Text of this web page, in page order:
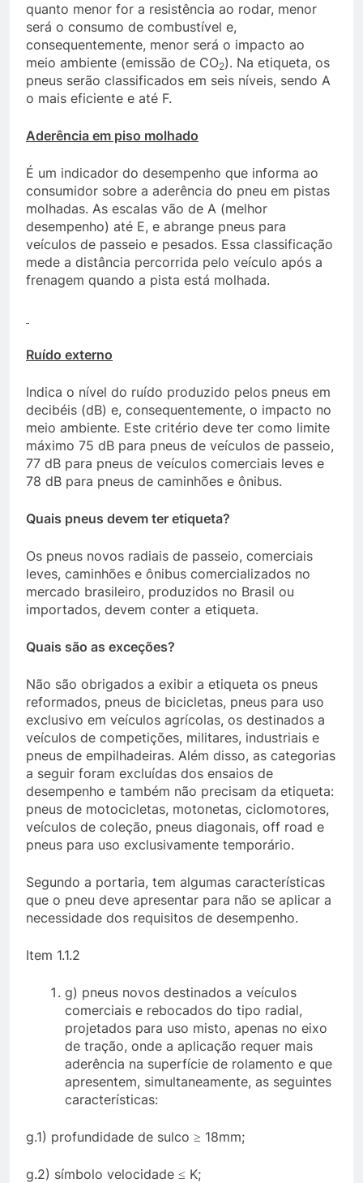
quanto menor for a resistência ao rodar, menor
será o consumo de combustível e,
consequentemente, menor será o impacto ao
meio ambiente (emissão de CO2). Na etiqueta, os
pneus serão classificados em seis níveis, sendo A
o mais eficiente e até F.
Aderência em piso molhado
É um indicador do desempenho que informa ao
consumidor sobre a aderência do pneu em pistas
molhadas. As escalas vão de A (melhor
desempenho) até E, e abrange pneus para
veículos de passeio e pesados. Essa classificação
mede a distância percorrida pelo veículo após a
frenagem quando a pista está molhada.
Ruído externo
Indica o nível do ruído produzido pelos pneus em
decibéis (dB) e, consequentemente, o impacto no
meio ambiente. Este critério deve ter como limite
máximo 75 dB para pneus de veículos de passeio,
77 dB para pneus de veículos comerciais leves e
78 dB para pneus de caminhões e ônibus.
Quais pneus devem ter etiqueta?
Os pneus novos radiais de passeio, comerciais
leves, caminhões e ônibus comercializados no
mercado brasileiro, produzidos no Brasil ou
importados, devem conter a etiqueta.
Quais são as exceções?
Não são obrigados a exibir a etiqueta os pneus
reformados, pneus de bicicletas, pneus para uso
exclusivo em veículos agrícolas, os destinados a
veículos de competições, militares, industriais e
pneus de empilhadeiras. Além disso, as categorias
a seguir foram excluídas dos ensaios de
desempenho e também não precisam da etiqueta:
pneus de motocicletas, motonetas, ciclomotores,
veículos de coleção, pneus diagonais, off road e
pneus para uso exclusivamente temporário.
Segundo a portaria, tem algumas características
que o pneu deve apresentar para não se aplicar a
necessidade dos requisitos de desempenho.
Item 1.1.2
g) pneus novos destinados a veículos
comerciais e rebocados do tipo radial,
projetados para uso misto, apenas no eixo
de tração, onde a aplicação requer mais
aderência na superfície de rolamento e que
apresentem, simultaneamente, as seguintes
características:
g.1) profundidade de sulco ≥ 18mm;
g.2) símbolo velocidade ≤ K;